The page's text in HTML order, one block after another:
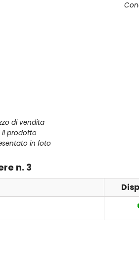
di vendita
Il prodotto
in foto
n. 3